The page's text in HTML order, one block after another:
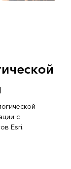
с
Esri.